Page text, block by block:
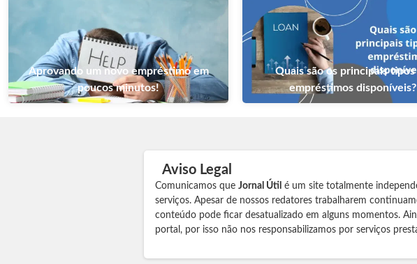
Aprovando um novo empréstimo em
poucos minutos!
Quais são os principais tipos
empréstimos disponíveis?
Aviso Legal
Comunicamos que Jornal Útil é um site totalmente
serviços. Apesar de nossos redatores trabalharem
conteúdo pode ficar desatualizado em alguns momentos.
portal, por isso não nos responsabilizamos por serviços